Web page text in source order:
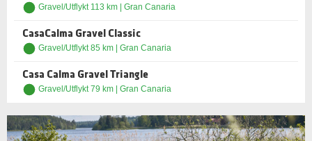
Gravel/Utflykt 113 km | Gran Canaria
CasaCalma Gravel Classic
Gravel/Utflykt 85 km | Gran Canaria
Casa Calma Gravel Triangle
Gravel/Utflykt 79 km | Gran Canaria